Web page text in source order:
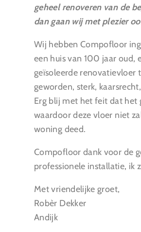
geheel renoveren van de
dan gaan wij met plezier
Wij hebben Compofloor
een huis van 100 jaar oud,
geïsoleerde renovatievloer
geworden, sterk,
Erg blij met het feit dat het
waardoor deze vloer niet
woning deed.
Compofloor dank voor de
professionele installatie, ik
Met vriendelijke groet,
Robèr Dekker
Andijk